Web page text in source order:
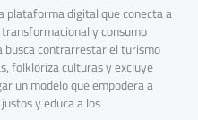
plataforma digital que conecta a
y consumo
busca contrarrestar el turismo
folkloriza culturas y excluye
un modelo que empodera a
y educa a los